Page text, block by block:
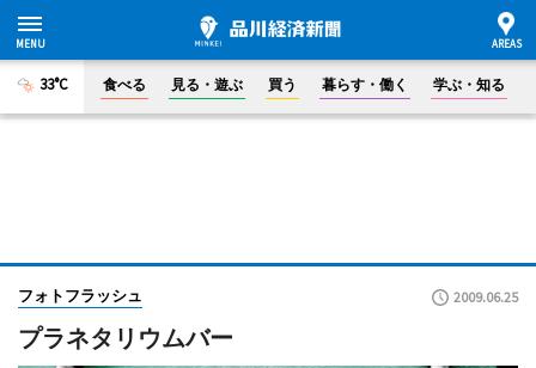
33°C 食べる 見る・遊ぶ 買う 暮らす・働く 学ぶ・知る
フォトフラッシュ 2009.06.25
プラネタリウムバー